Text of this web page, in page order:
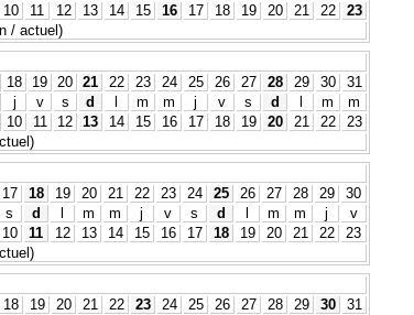
10 11 12 13 14 15 16 17 18 19 20 21 22
23
/ actuel)
18 19 20 21 22 23 24 25 26 27 28 29 30
31
j v s d m m j v s d m
m
10 11 12 13 14 15 16 17 18 19 20 21 22
23
17 18 19 20 21 22 23 24 25 26 27 28 29
30
s d m m j v s d m m j
v
10 11 12 13 14 15 16 17 18 19 20 21 22
23
18 19 20 21 22 23 24 25 26 27 28 29 30
31